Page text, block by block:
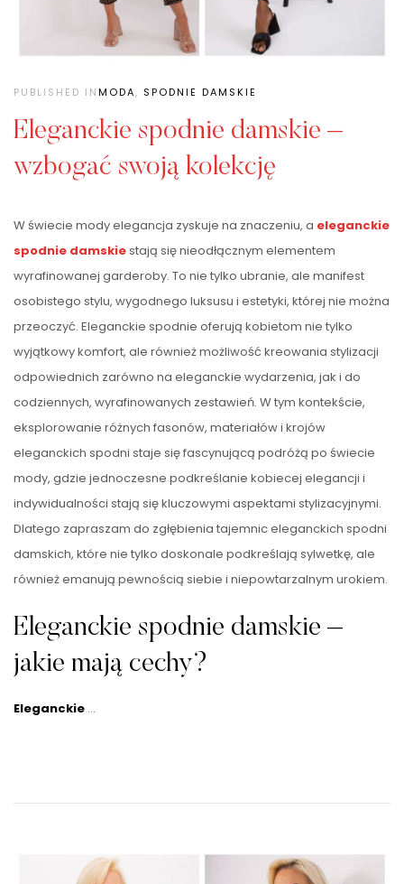
PUBLISHED INMODA, SPODNIE DAMSKIE
Eleganckie spodnie damskie –
wzbogać swoją kolekcję
W świecie mody elegancja zyskuje na znaczeniu, a eleganckie
spodnie damskiestają się nieodłącznym elementem
wyrafinowanej garderoby. To nie tylko ubranie, ale manifest
osobistego stylu, wygodnego luksusu i estetyki, której nie można
przeoczyć. Eleganckie spodnie oferują kobietom nie tylko
wyjątkowy komfort, ale również możliwość kreowania stylizacji
odpowiednich zarówno na eleganckie wydarzenia, jak i do
codziennych, wyrafinowanych zestawień. W tym kontekście,
eksplorowanie różnych fasonów, materiałów i krojów
eleganckich spodni staje się fascynującą podróżą po świecie
mody, gdzie jednoczesne podkreślanie kobiecej elegancji i
indywidualności stają się kluczowymi aspektami stylizacyjnymi.
Dlatego zapraszam do zgłębienia tajemnic eleganckich spodni
damskich, które nie tylko doskonale podkreślają sylwetkę, ale
również emanują pewnością siebie i niepowtarzalnym urokiem.
Eleganckie spodnie damskie –
jakie mają cechy?
Eleganckie …